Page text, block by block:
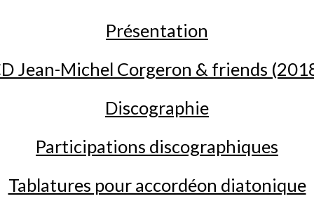
Présentation
Jean-Michel Corgeron & friends
Discographie
Participations discographiques
Tablatures pour accordéon diatonique